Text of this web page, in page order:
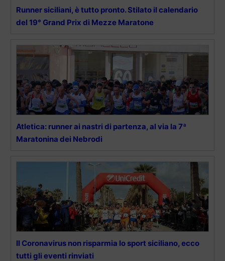
Runner siciliani, è tutto pronto. Stilato il calendario
del 19° Grand Prix di Mezze Maratone
Atletica: runner ai nastri di partenza, al via la 7ª
Maratonina dei Nebrodi
Il Coronavirus non risparmia lo sport siciliano, ecco
tutti gli eventi rinviati